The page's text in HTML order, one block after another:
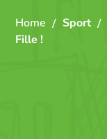
Home Sport
Fille !